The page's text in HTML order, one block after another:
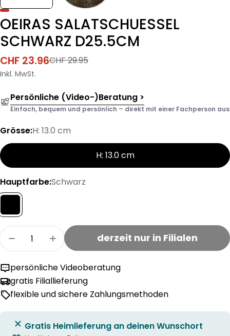
OEIRAS SALATSCHUESSEL
SCHWARZ D25.5CM
Verkaufspreis
CHF 23.96
Regulärer
Preis
CHF 29.95
Inkl. MwSt.
Persönliche (Video-)Beratung >
Einfach, bequem und persönlich – direkt mit einer Fachperson aus
Grösse:H: 13.0 cm
H: 13.0 cm
Hauptfarbe:Schwarz
Menge
Menge für OEIRAS SALATSCHUESSEL
Menge für OEIRAS SALATSCHUESSEL
derzeit nur in Filialen
persönliche Videoberatung
gratis Filiallieferung
flexible und sichere Zahlungsmethoden
Gratis Heimlieferung an deinen Wunschort